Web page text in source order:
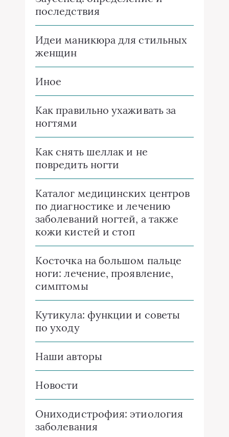
последствия
Идеи маникюра для стильных
женщин
Иное
Как правильно ухаживать за
ногтями
Как снять шеллак и не
повредить ногти
Каталог медицинских центров
по диагностике и лечению
заболеваний ногтей, а также
кожи кистей и стоп
Косточка на большом пальце
ноги: лечение, проявление,
симптомы
Кутикула: функции и советы
по уходу
Наши авторы
Новости
Ониходистрофия: этиология
заболевания